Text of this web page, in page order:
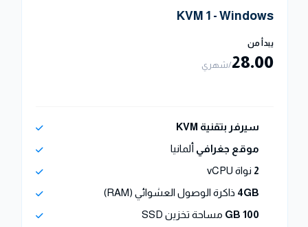
KVM 1 - Windows
يبدأ من
28.00/شهري
سيرفر بتقنية KVM
موقع جغرافي ألمانيا
2 نواة vCPU
4GB ذاكرة الوصول العشوائي (RAM)
100 GB
مساحة تخزين SSD